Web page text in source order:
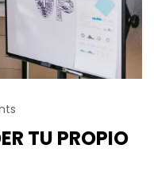
TU PROPIO